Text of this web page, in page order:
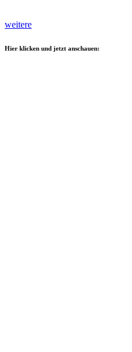
weitere
Hier klicken und jetzt anschauen: